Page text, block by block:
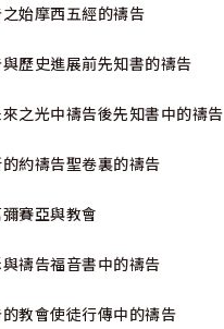
始摩西五經的禱告
歷史進展前先知書的禱告
之光中禱告後先知書中的禱告
約禱告聖卷裏的禱告
賽亞與教會
禱告福音書中的禱告
教會使徒行傳中的禱告